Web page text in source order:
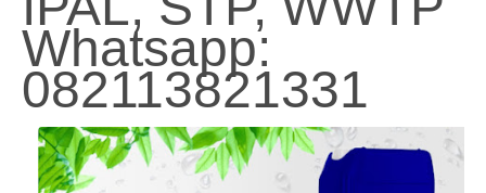
Whatsapp:
082113821331